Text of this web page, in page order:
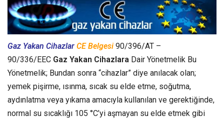
Gaz Yakan Cihazlar CE Belgesi 90/396/AT –
90/336/EEC Gaz Yakan Cihazlara Dair Yönetmelik Bu
Yönetmelik; Bundan sonra “cihazlar” diye anılacak olan;
yemek pişirme, ısınma, sıcak su elde etme, soğutma,
aydınlatma veya yıkama amacıyla kullanılan ve gerektiğinde,
normal su sıcaklığı 105 °C’yi aşmayan su elde etmek gibi